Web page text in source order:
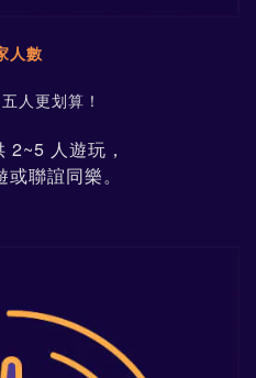
人數
人更划算！
2~5 人遊玩，
聯誼同樂。